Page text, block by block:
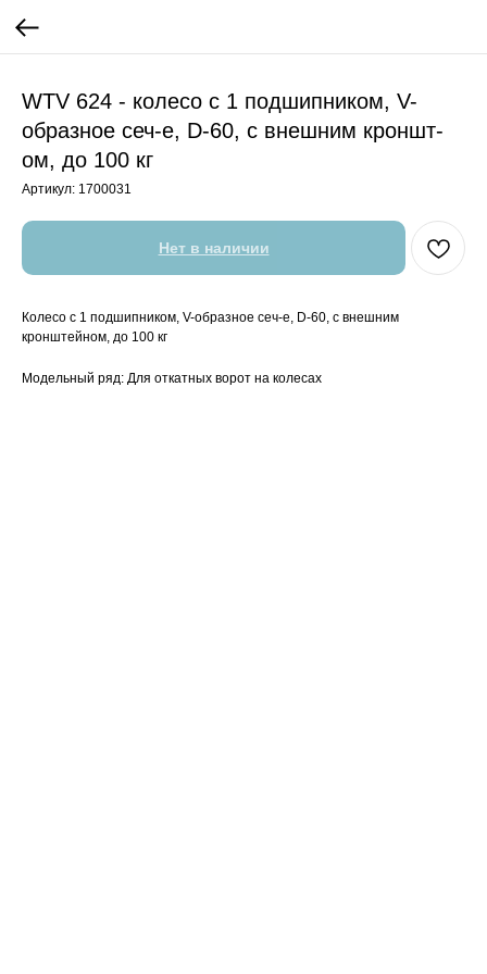
WTV 624 - колесо с 1 подшипником, V-
образное сеч-е, D-60, с внешним кроншт-
ом, до 100 кг
Артикул: 1700031
Нет в наличии
Колесо с 1 подшипником, V-образное сеч-е, D-60, с внешним
кронштейном, до 100 кг
Модельный ряд: Для откатных ворот на колесах